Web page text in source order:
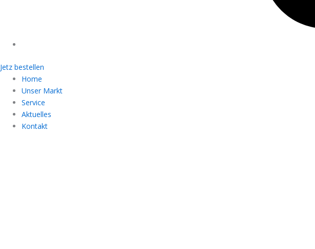
Jetz bestellen
Home
Unser Markt
Service
Aktuelles
Kontakt